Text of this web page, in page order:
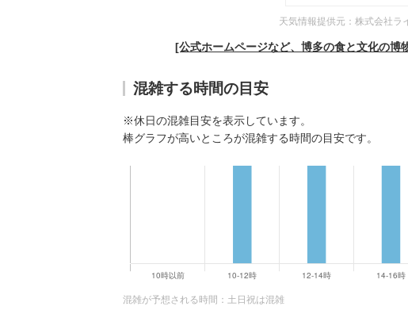
天気情報提供元：株式会社ラ
[公式ホームページなど、博多の食と文化の博
混雑する時間の目安
※休日の混雑目安を表示しています。
棒グラフが高いところが混雑する時間の目安です。
混雑が予想される時間：土日祝は混雑